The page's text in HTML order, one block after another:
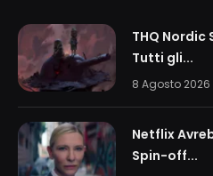
THQ Nordic
Tutti gli...
8 Agosto 2026
Netflix
Spin-off...